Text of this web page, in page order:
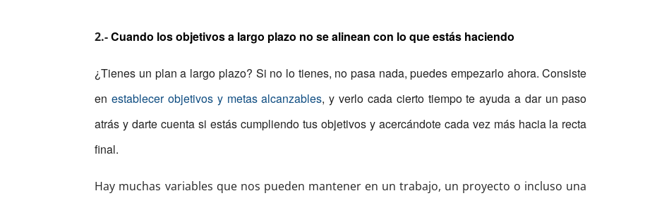
2.- Cuando los objetivos a largo plazo no se alinean con lo que estás haciendo
¿Tienes un plan a largo plazo? Si no lo tienes, no pasa nada, puedes empezarlo ahora. Consiste
enestablecer objetivos y metas alcanzables, y verlo cada cierto tiempo te ayuda a dar un paso
atrás y darte cuenta si estás cumpliendo tus objetivos y acercándote cada vez más hacia la recta
final.
Hay muchas variables que nos pueden mantener en un trabajo, un proyecto o incluso una